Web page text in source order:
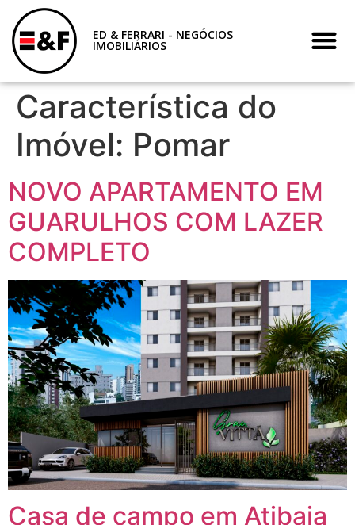
ED & FERRARI - NEGÓCIOS
IMOBILIÁRIOS
Característica do
Imóvel: Pomar
NOVO APARTAMENTO EM
GUARULHOS COM LAZER
COMPLETO
Casa de campo em Atibaia